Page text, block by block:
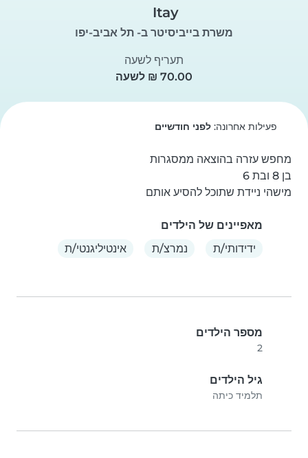
Itay
משרת בייביסיטר ב- תל אביב-יפו
תעריף לשעה
פעילות אחרונה:לפני חודשיים
מישהי ניידת שתוכל להסיע אותם
מאפיינים של הילדים
ידידותי/ת
נמרצ/ת אינטיליגנטי/ת
מספר הילדים
2
גיל הילדים
תלמיד כיתה